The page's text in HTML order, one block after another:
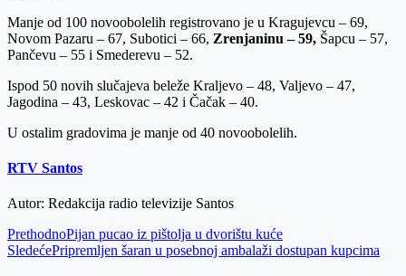
Manje od 100 novoobolelih registrovano je u Kragujevcu – 69,
Novom Pazaru – 67, Subotici – 66, Zrenjaninu – 59, Šapcu – 57,
Pančevu – 55 i Smederevu – 52.
Ispod 50 novih slučajeva beleže Kraljevo – 48, Valjevo – 47,
Jagodina – 43, Leskovac – 42 i Čačak – 40.
U ostalim gradovima je manje od 40 novoobolelih.
RTV Santos
Autor: Redakcija radio televizije Santos
PrethodnoPijan pucao iz pištolja u dvorištu kuće
SledećePripremljen šaran u posebnoj ambalaži dostupan kupcima